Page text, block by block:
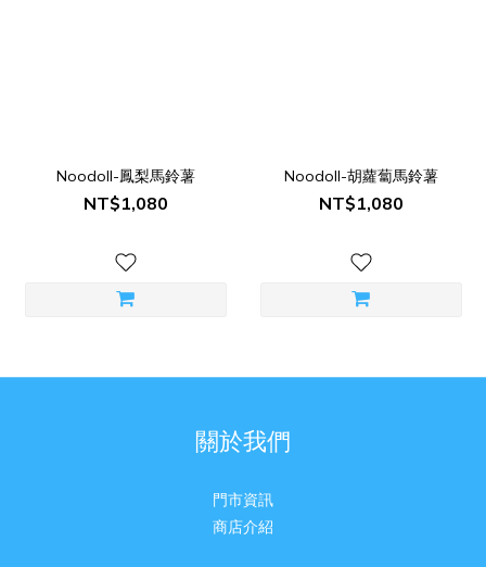
Noodoll-鳳梨馬鈴薯
NT$1,080
Noodoll-胡蘿蔔馬鈴薯
NT$1,080
關於我們
門市資訊
商店介紹